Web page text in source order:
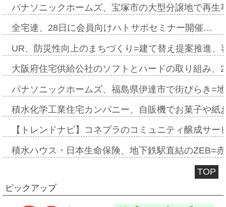
パナソニックホームズ、宝塚市の大型分譲地で再
全宅連、28日に会員向けハトサポセミナー開催…
UR、防災性向上のまちづくり=建て替え提案推進
大阪府住宅供給公社のソフトとハードの取り組み
パナソニックホームズ、福島県伊達市で街びらき=
積水化学工業住宅カンパニー、自販機でお菓子や
【トレンドナビ】コネプラのコミュニティ醸成サ
積水ハウス・日本生命保険、地下鉄駅直結のZEB=
TOP
ピックアップ